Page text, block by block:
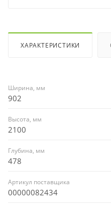
ХАРАКТЕРИСТИКИ
Ширина, мм
902
Высота, мм
2100
Глубина, мм
478
Артикул поставщика
00000082434